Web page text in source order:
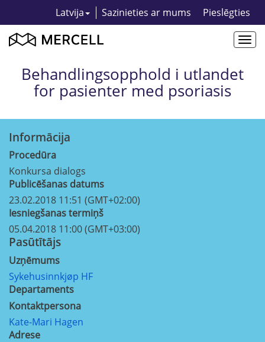
Latvija Sazinieties ar mums Pieslēgties
Behandlingsopphold i utlandet
for pasienter med psoriasis
Informācija
Procedūra
Konkursa dialogs
Publicēšanas datums
23.02.2018 11:51 (GMT+02:00)
Iesniegšanas termiņš
05.04.2018 11:00 (GMT+03:00)
Pasūtītājs
Uzņēmums
Sykehusinnkjøp HF
Departaments
Kontaktpersona
Kate-Mari Hagen
Adrese